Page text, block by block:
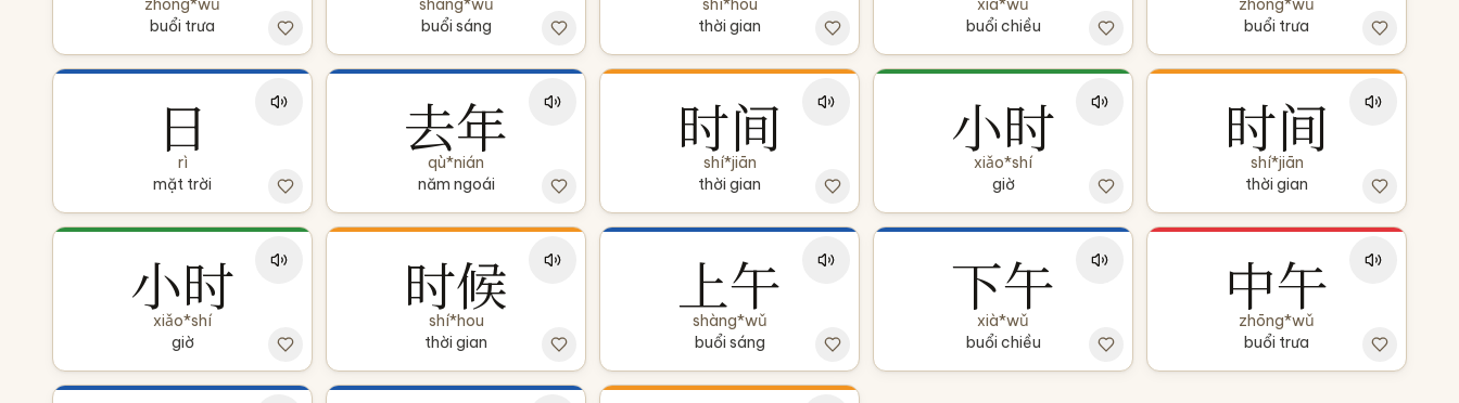
zhōng*wǔ
buổi trưa
shàng*wǔ
buổi sáng
shí*hou
thời gian
xià*wǔ
buổi chiều
zhōng*wǔ
buổi trưa
日
rì
mặt trời
去年
qù*nián
năm ngoái
时间
shí*jiān
thời gian
小时
xiǎo*shí
giờ
时间
shí*jiān
thời gian
小时
xiǎo*shí
giờ
时候
shí*hou
thời gian
上午
shàng*wǔ
buổi sáng
下午
xià*wǔ
buổi chiều
中午
zhōng*wǔ
buổi trưa